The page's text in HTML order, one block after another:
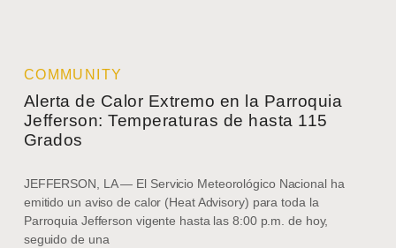
COMMUNITY
Alerta de Calor Extremo en la Parroquia
Jefferson: Temperaturas de hasta 115
Grados
JEFFERSON, LA — El Servicio Meteorológico Nacional ha
emitido un aviso de calor (Heat Advisory) para toda la
Parroquia Jefferson vigente hasta las 8:00 p.m. de hoy,
seguido de una